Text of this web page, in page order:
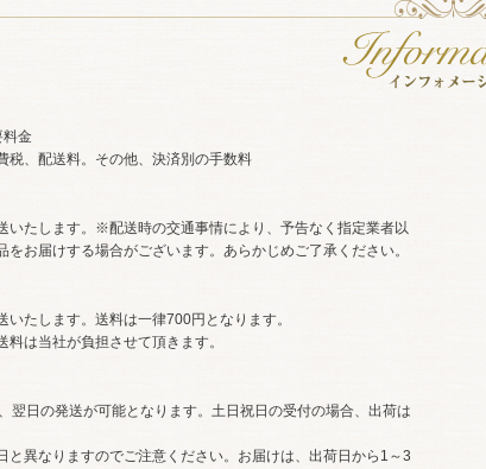
料金
税、配送料。その他、決済別の手数料
いたします。※配送時の交通事情により、予告なく指定業者以
をお届けする場合がございます。あらかじめご了承ください。
いたします。送料は一律700円となります。
料は当社が負担させて頂きます。
翌日の発送が可能となります。土日祝日の受付の場合、出荷は
と異なりますのでご注意ください。お届けは、出荷日から1～3